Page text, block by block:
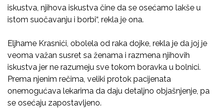
iskustva, njihova iskustva čine da se osećamo lakše u
istom suočavanju i borbi“, rekla je ona.
Eljhame Krasnići, obolela od raka dojke, rekla je da joj je
veoma važan susret sa ženama i razmena njihovih
iskustva jer ne razumeju sve tokom boravka u bolnici.
Prema njenim rečima, veliki protok pacijenata
onemogućava lekarima da daju detaljno objašnjenje, pa
se osećaju zapostavljeno.